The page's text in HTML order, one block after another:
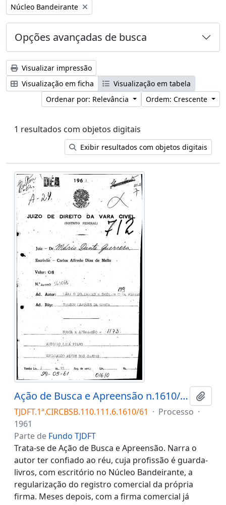
Remover filtro:
Núcleo Bandeirante
Opções avançadas de busca
Visualizar impressão
Visualização em ficha
Visualização em tabela
Ordenar por: Relevância
Ordem: Crescente
1 resultados com objetos digitais
Exibir resultados com objetos digitais
Ação de Busca e Apreensão n.1610/61
TJDFT.1ª.CIRCBSB.110.111.6.1610/61 · Processo ·
1961
Parte de Fundo TJDFT
Trata-se de Ação de Busca e Apreensão. Narra o
autor ter confiado ao réu, cuja profissão é guarda-
livros, com escritório no Núcleo Bandeirante, a
regularização do registro comercial da própria
firma. Meses depois, com a firma comercial já